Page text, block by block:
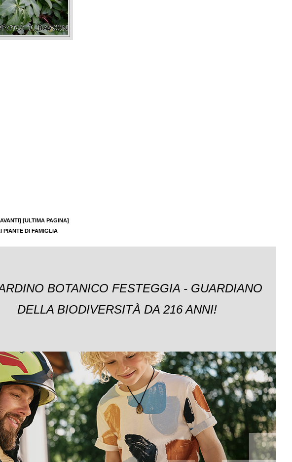
[ULTIMA PAGINA]
PIANTE DI FAMIGLIA
BOTANICO FESTEGGIA - GUARDIANO
DELLA BIODIVERSITÀ DA 216 ANNI!